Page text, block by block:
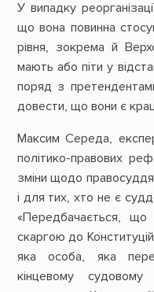
У випадку
що вона повинна
рівня, зокрема й
мають або піти у
поряд з
довести, що вони є
Максим Середа,
політико-правових
зміни щодо
і для тих, хто не є
«Передбачається, що
скаргою до
яка особа, яка
кінцевому